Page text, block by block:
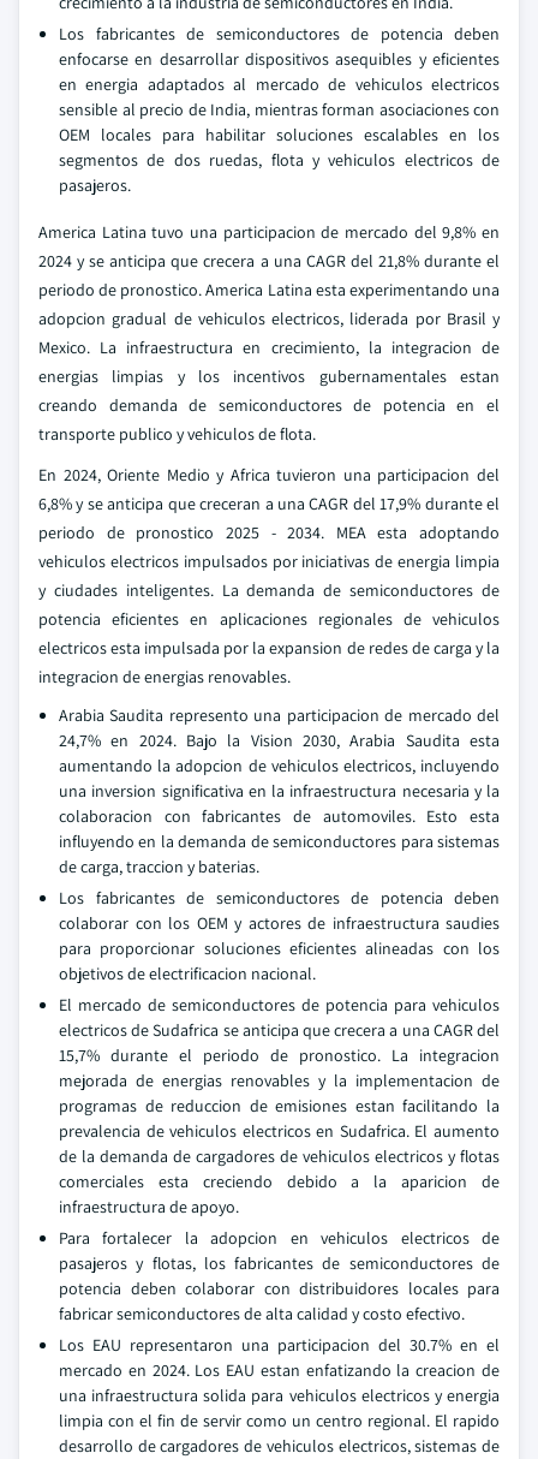
Los fabricantes de semiconductores de potencia deben
enfocarse en desarrollar dispositivos asequibles y eficientes
en energia adaptados al mercado de vehiculos electricos
sensible al precio de India, mientras forman asociaciones con
OEM locales para habilitar soluciones escalables en los
segmentos de dos ruedas, flota y vehiculos electricos de
pasajeros.
America Latina tuvo una participacion de mercado del 9,8% en
2024 y se anticipa que crecera a una CAGR del 21,8% durante el
periodo de pronostico. America Latina esta experimentando una
adopcion gradual de vehiculos electricos, liderada por Brasil y
Mexico. La infraestructura en crecimiento, la integracion de
energias limpias y los incentivos gubernamentales estan
creando demanda de semiconductores de potencia en el
transporte publico y vehiculos de flota.
En 2024, Oriente Medio y Africa tuvieron una participacion del
6,8% y se anticipa que creceran a una CAGR del 17,9% durante el
periodo de pronostico 2025 - 2034. MEA esta adoptando
vehiculos electricos impulsados por iniciativas de energia limpia
y ciudades inteligentes. La demanda de semiconductores de
potencia eficientes en aplicaciones regionales de vehiculos
electricos esta impulsada por la expansion de redes de carga y la
integracion de energias renovables.
Arabia Saudita represento una participacion de mercado del
24,7% en 2024. Bajo la Vision 2030, Arabia Saudita esta
aumentando la adopcion de vehiculos electricos, incluyendo
una inversion significativa en la infraestructura necesaria y la
colaboracion con fabricantes de automoviles. Esto esta
influyendo en la demanda de semiconductores para sistemas
de carga, traccion y baterias.
Los fabricantes de semiconductores de potencia deben
colaborar con los OEM y actores de infraestructura saudies
para proporcionar soluciones eficientes alineadas con los
objetivos de electrificacion nacional.
El mercado de semiconductores de potencia para vehiculos
electricos de Sudafrica se anticipa que crecera a una CAGR del
15,7% durante el periodo de pronostico. La integracion
mejorada de energias renovables y la implementacion de
programas de reduccion de emisiones estan facilitando la
prevalencia de vehiculos electricos en Sudafrica. El aumento
de la demanda de cargadores de vehiculos electricos y flotas
comerciales esta creciendo debido a la aparicion de
infraestructura de apoyo.
Para fortalecer la adopcion en vehiculos electricos de
pasajeros y flotas, los fabricantes de semiconductores de
potencia deben colaborar con distribuidores locales para
fabricar semiconductores de alta calidad y costo efectivo.
Los EAU representaron una participacion del 30.7% en el
mercado en 2024. Los EAU estan enfatizando la creacion de
una infraestructura solida para vehiculos electricos y energia
limpia con el fin de servir como un centro regional. El rapido
desarrollo de cargadores de vehiculos electricos, sistemas de